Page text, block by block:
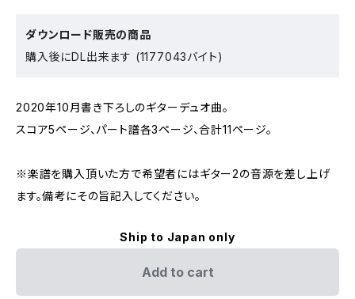
ダウンロード販売の商品
購入後にDL出来ます (1177043バイト)
2020年10月書き下ろしのギターデュオ曲。
スコア5ページ、パート譜各3ページ、合計11ページ。
※楽譜を購入頂いた方で希望者にはギター2の音源を差し上げ
ます。備考にその旨記入してください。
Ship to Japan only
Add to cart